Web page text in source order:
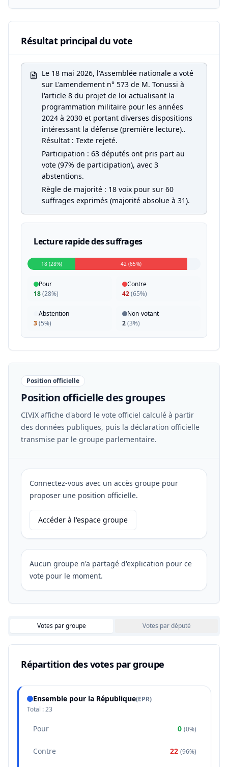
Résultat principal du vote
Le 18 mai 2026, l'Assemblée nationale a voté
sur L'amendement n° 573 de M. Tonussi à
l'article 8 du projet de loi actualisant la
programmation militaire pour les années
2024 à 2030 et portant diverses dispositions
intéressant la défense (première lecture)..
Résultat : Texte rejeté.
Participation : 63 députés ont pris part au
vote (97% de participation), avec 3
abstentions.
Règle de majorité : 18 voix pour sur 60
suffrages exprimés (majorité absolue à 31).
Lecture rapide des suffrages
18 (28%) 42 (65%)
Pour
18(28%)
Contre
42(65%)
Abstention
3(5%)
Non-votant
2(3%)
Position officielle
Position officielle des groupes
CIVIX affiche d'abord le vote officiel calculé à partir
des données publiques, puis la déclaration officielle
transmise par le groupe parlementaire.
Connectez-vous avec un accès groupe pour
proposer une position officielle.
Accéder à l'espace groupe
Aucun groupe n'a partagé d'explication pour ce
vote pour le moment.
Votes par groupe Votes par député
Répartition des votes par groupe
Ensemble pour la République(EPR)
Total :23
Pour 0 (0%)
Contre 22 (96%)